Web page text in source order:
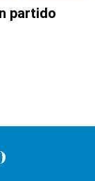
partido